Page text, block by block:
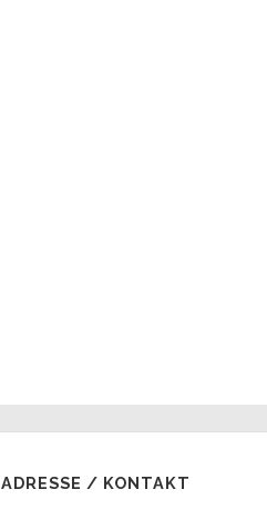
ADRESSE / KONTAKT